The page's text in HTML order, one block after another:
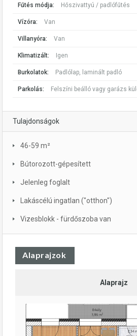
Fűtés módja: Hőszivattyú / padlófűtés
Vízóra: Van
Villanyóra: Van
Klimatizált: Igen
Burkolatok: Padlólap, laminált padló
Parkolás: Felszíni beálló vagy garázs
Tulajdonságok
46-59 m²
Bútorozott-gépesített
Jelenleg foglalt
Lakáscélú ingatlan ("otthon")
Vizesblokk - fürdőszoba van
Alaprajzok
Alaprajz